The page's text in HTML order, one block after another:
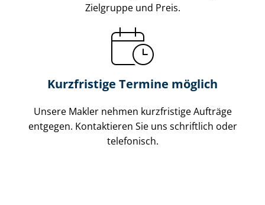
Zielgruppe und Preis.
Kurzfristige Termine möglich
Unsere Makler nehmen kurzfristige Aufträge
entgegen. Kontaktieren Sie uns schriftlich oder
telefonisch.